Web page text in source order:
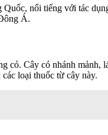
nổi tiếng với tác
Á.
cỏ. Cây có nhánh
loại thuốc từ cây này.